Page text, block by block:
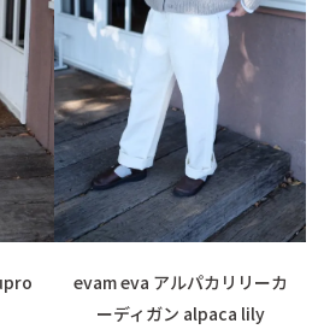
evam eva アルパカリリーカ
ーディガン alpaca lily